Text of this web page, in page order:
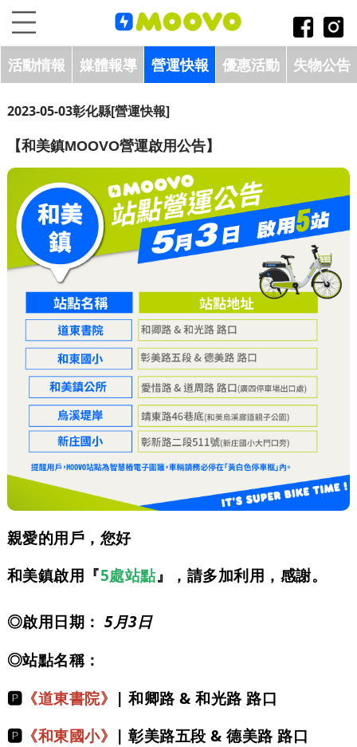
跳到主要內容區塊
活動情報 媒體報導 營運快報 優惠活動 失物公告
2023-05-03彰化縣[營運快報]
【和美鎮MOOVO營運啟用公告】​
親愛的用戶，您好​
和美鎮啟用『5處站點』，請多加利用，感謝。​
◎啟用日期：5月3日​
◎站點名稱：​
🅿️ 《道東書院》 ​| 和卿路 & 和光路 路口
🅿️ 《和東國小》 ​|彰美路五段 & 德美路 路口